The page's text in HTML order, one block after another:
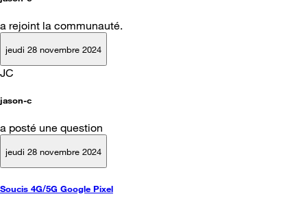
a rejoint la communauté.
jeudi 28 novembre 2024
JC
jason-c
a posté une question
jeudi 28 novembre 2024
Soucis 4G/5G Google Pixel